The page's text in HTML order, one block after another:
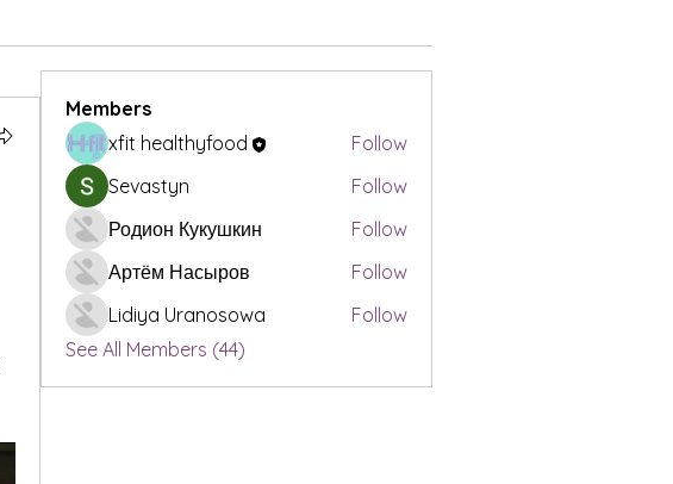
Members
xfit healthyfood
Follow
Sevastyn
Follow
Родион Кукушкин
Follow
Артём Насыров
Follow
Lidiya Uranosowa
Follow
See All Members (44)